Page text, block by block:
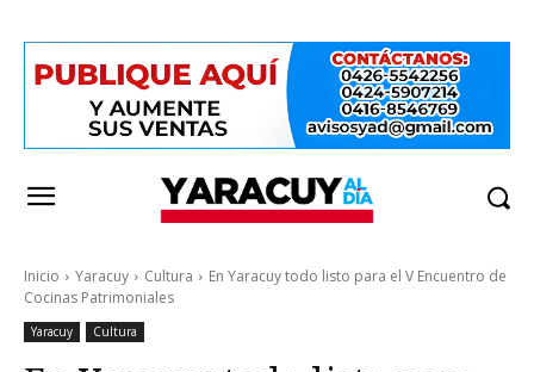
Inicio Yaracuy Cultura
En Yaracuy todo listo para el V Encuentro de
Cocinas Patrimoniales
Yaracuy Cultura